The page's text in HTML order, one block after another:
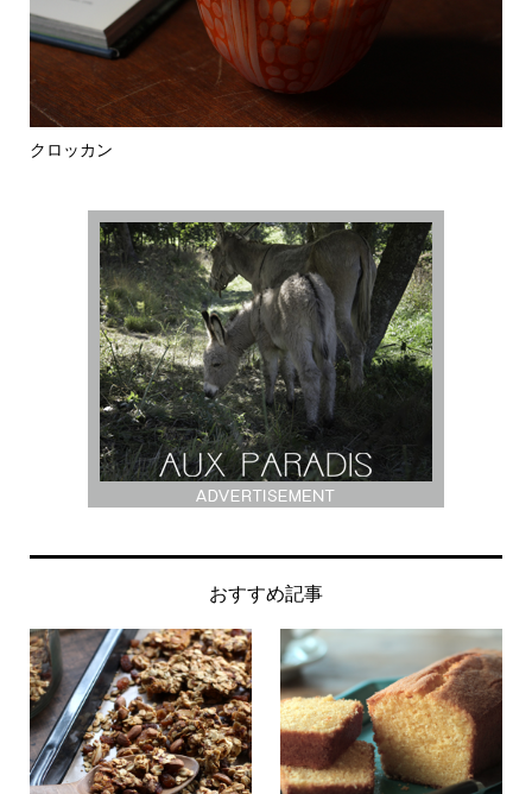
フォンランドの森へ、キノコを採りに
おすすめ記事